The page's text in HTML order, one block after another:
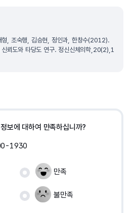
형, 조숙행, 김승현, 정인과, 한창수(2012).
뢰도와 타당도 연구. 정신신체의학,20(2),1
보에 대하여 만족하십니까?
1930
만족
불만족